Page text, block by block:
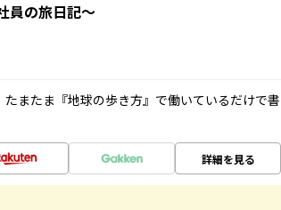
員の旅日記～
またま『地球の歩き方』で働いているだけで書
詳細を見る